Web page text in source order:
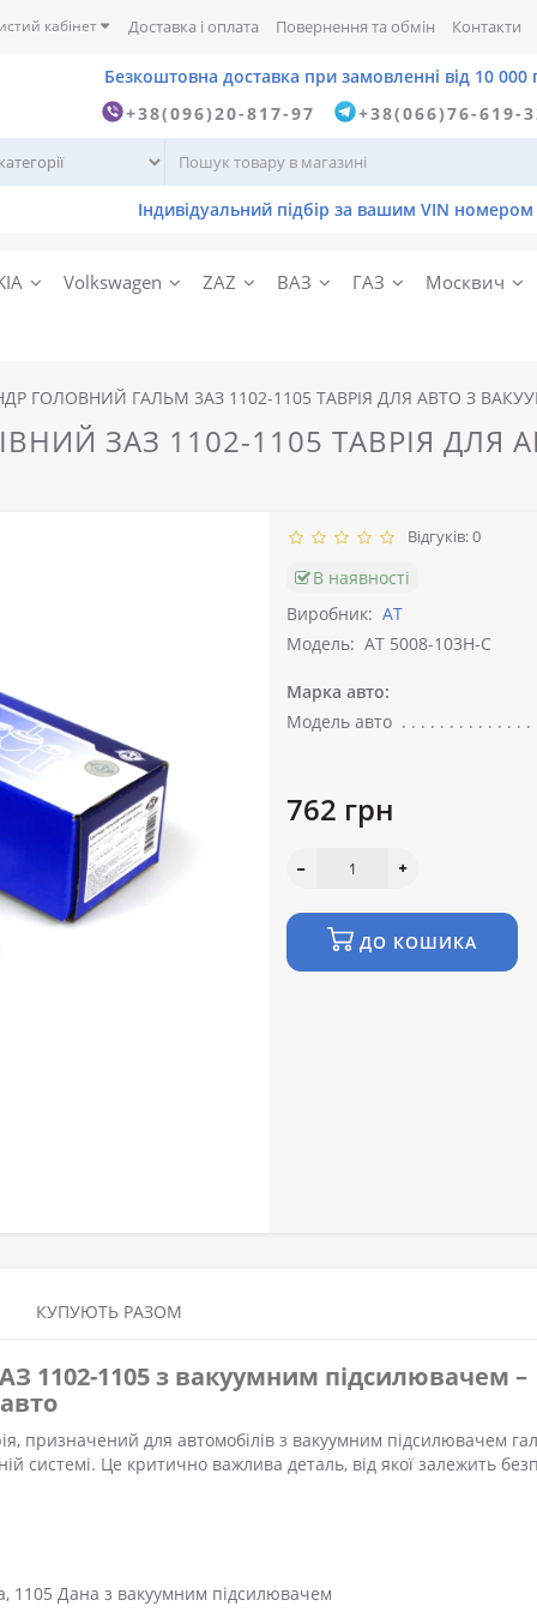
кабінет Доставка і оплата Повернення та обмін Контакти
+38(096)20-817-97 +38(066)76-619-
Volkswagen ZAZ ВАЗ ГАЗ Москвич
ГОЛОВНИЙ ГАЛЬМ 3АЗ 1102-1105 ТАВРІЯ ДЛЯ АВТО З
ЗАЗ 1102-1105 ТАВРІЯ ДЛЯ
Відгуків: 0
В наявності
Виробник: АТ
Модель: AT 5008-103H-C
Марка авто:
Модель авто
762 грн
ДО КОШИКА
КУПУЮТЬ РАЗОМ
1102-1105 з вакуумним підсилювачем –
призначений для автомобілів з вакуумним підсилювачем
системі. Це критично важлива деталь, від якої залежить
1105 Дана з вакуумним підсилювачем